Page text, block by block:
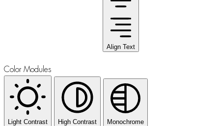
Align Text
Color Modules
Light Contrast High Contrast Monochrome